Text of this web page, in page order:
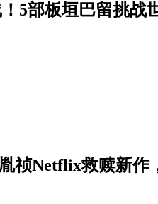
5部板垣巴留挑战
祯Netflix救赎新作